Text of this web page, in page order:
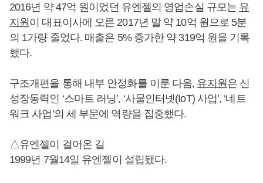
2016년 약 47억 원이었던 유엔젤의 영업손실 규모는 유
지원이 대표이사에 오른 2017년 말 약 10억 원으로 5분
의 1가량 줄었다. 매출은 5% 증가한 약 319억 원을 기록
했다.
구조개편을 통해 내부 안정화를 이룬 다음, 유지원은 신
성장동력인 ‘스마트 러닝’, ‘사물인터넷(IoT) 사업’, ‘네트
워크 사업’의 세 부문에 역량을 집중했다.
△유엔젤이 걸어온 길
1999년 7월14일 유엔젤이 설립됐다.